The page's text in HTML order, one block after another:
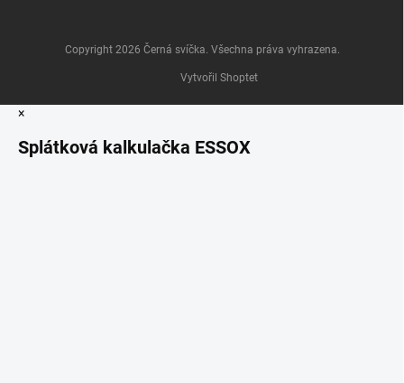
Vytvořil Shoptet
Copyright 2026 Černá svíčka. Všechna práva vyhrazena.
×
Splátková kalkulačka ESSOX